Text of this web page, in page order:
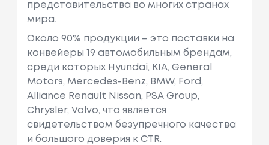
Honda Shuttle (ra)
Объем: 225
4 См3, Мощ
Ность: 150
Л.с. / 110 КВ
Т.
Honda
Accord V (ce, Cf
_, Cd)
Объем: 2156
представительства во многих странах
мира.
Около 90% продукции – это поставки на
конвейеры 19 автомобильным брендам,
среди которых Hyundai, KIA, General
Motors, Mercedes-Benz, BMW, Ford,
Alliance Renault Nissan, PSA Group,
Chrysler, Volvo, что является
свидетельством безупречного качества
и большого доверия к CTR.